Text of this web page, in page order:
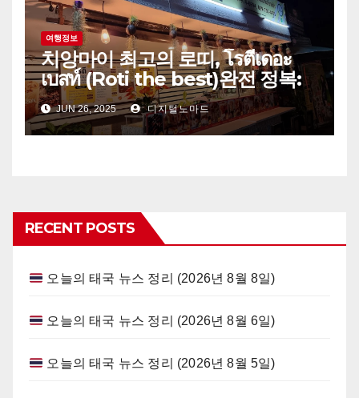
여행정보
치앙마이 최고의 로띠, โรตีเดอะ
เบสท์ (Roti the best)완전 정복:
이름부터 맛까지 모든 게 특별한
이유
JUN 26, 2025 디지털노마드
RECENT POSTS
오늘의 태국 뉴스 정리 (2026년 8월 8일)
오늘의 태국 뉴스 정리 (2026년 8월 6일)
오늘의 태국 뉴스 정리 (2026년 8월 5일)